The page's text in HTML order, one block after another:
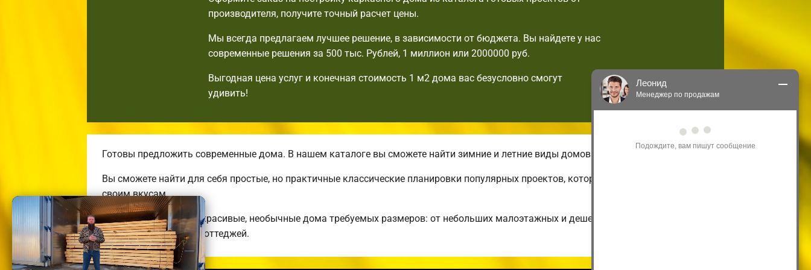
производителя, получите точный расчет цены.
Мы всегда предлагаем лучшее решение, в зависимости от бюджета. Вы найдете у нас
современные решения за 500 тыс. Рублей, 1 миллион или 2000000 руб.
Выгодная цена услуг и конечная стоимость 1 м2 дома вас безусловно смогут
удивить!
Готовы предложить современные дома. В нашем каталоге вы сможете найти зимние и летние виды домов.
Вы сможете найти для себя простые, но практичные классические планировки популярных проектов, которые можно подстроить по
своим вкусам.
Строим комфортные, красивые, необычные дома требуемых размеров: от небольших малоэтажных и дешевых до огромных
энергоэффективных коттеджей.
Леонид
Менеджер по продажам
Здравствуйте! Я могу
акциям и проектам.